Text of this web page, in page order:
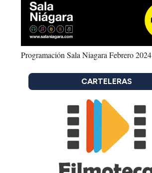
Programación Sala Niagara Febrero 2024
CARTELERAS